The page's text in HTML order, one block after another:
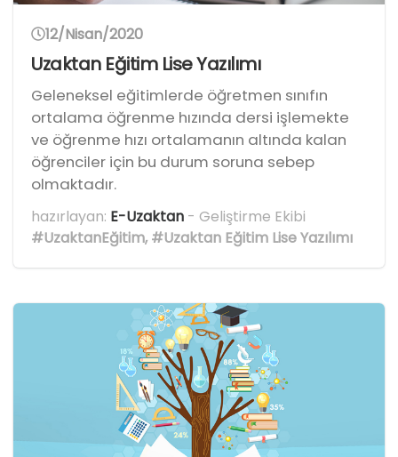
12/Nisan/2020
Uzaktan Eğitim Lise Yazılımı
Geleneksel eğitimlerde öğretmen sınıfın
ortalama öğrenme hızında dersi işlemekte
ve öğrenme hızı ortalamanın altında kalan
öğrenciler için bu durum soruna sebep
olmaktadır.
hazırlayan: E-Uzaktan - Geliştirme Ekibi
#UzaktanEğitim,#Uzaktan Eğitim Lise Yazılımı